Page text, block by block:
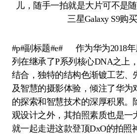
儿，随手一拍就是大片可不是
三星Galaxy S9购
#p#副标题#e# 作为华为2018年
列在继承了P系列核心DNA之上
结合，独特的结构色渐镀工艺、
及智慧的摄影体验，倾注了华为
的探索和智慧技术的深厚积累。
观设计之外，其拍照素质也是一
就一起走进这款登顶DxO的拍照